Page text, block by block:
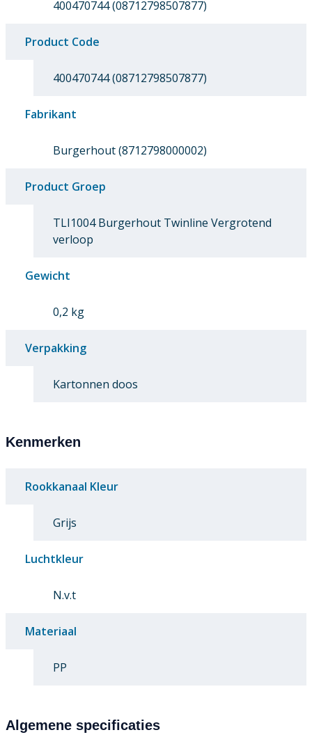
400470744 (08712798507877)
Product Code
400470744 (08712798507877)
Fabrikant
Burgerhout (8712798000002)
Product Groep
TLI1004 Burgerhout Twinline Vergrotend
verloop
Gewicht
0,2 kg
Verpakking
Kartonnen doos
Kenmerken
Rookkanaal Kleur
Grijs
Luchtkleur
N.v.t
Materiaal
PP
Algemene specificaties